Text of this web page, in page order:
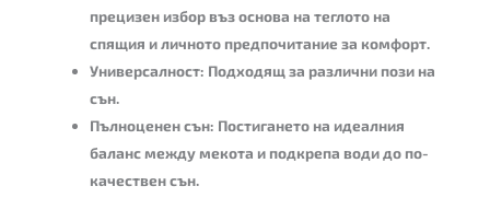
прецизен избор въз основа на теглото на
спящия и личното предпочитание за комфорт.
Универсалност: Подходящ за различни пози на
сън.
Пълноценен сън: Постигането на идеалния
баланс между мекота и подкрепа води до по-
качествен сън.